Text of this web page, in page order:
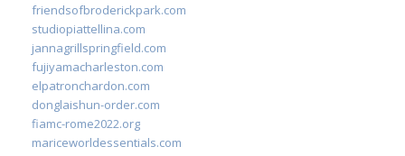
friendsofbroderickpark.com
studiopiattellina.com
jannagrillspringfield.com
fujiyamacharleston.com
elpatronchardon.com
donglaishun-order.com
fiamc-rome2022.org
mariceworldessentials.com